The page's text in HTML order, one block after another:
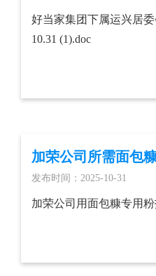
好当家集团下属运兴居
10.31 (1).doc
加荣公司所需面包
发布时间：2025-10-31
加荣公司用面包糠专用